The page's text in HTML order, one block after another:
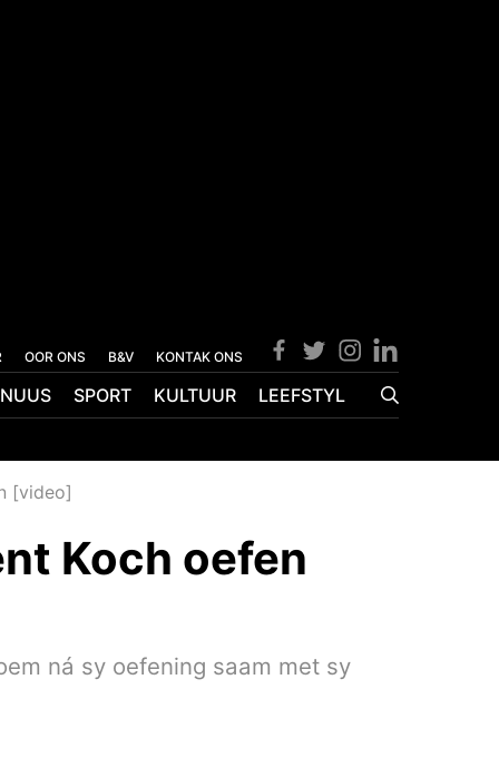
OOR ONS B&V KONTAK ONS
NUUS SPORT KULTUUR LEEFSTYL
[video]
Koch oefen
ná sy oefening saam met sy